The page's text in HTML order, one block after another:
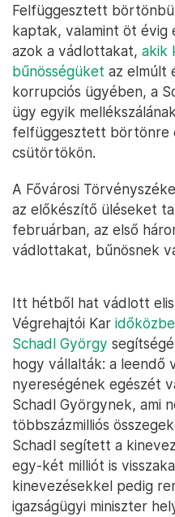
Felfüggesztett
kaptak, valamint öt
azok a vádlottakat, akik
bűnösségüket az elmúlt
korrupciós ügyében, a
ügy egyik
felfüggesztett börtönre
csütörtökön.
A Fővárosi
az előkészítő üléseket
februárban, az első
vádlottakat, bűnösnek
Itt hétből hat vádlott
Végrehajtói Kar
Schadl György
hogy vállalták: a leendő
nyereségének egészét
Schadl Györgynek, ami
többszázmilliós
Schadl segített a
egy-két milliót is
kinevezésekkel pedig
igazságügyi miniszter